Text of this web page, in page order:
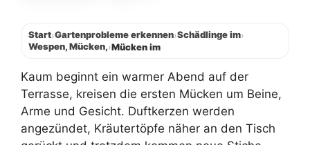
Start›Gartenprobleme erkennen›Schädlinge im›
Wespen, Mücken,›Mücken im
Kaum beginnt ein warmer Abend auf der
Terrasse, kreisen die ersten Mücken um Beine,
Arme und Gesicht. Duftkerzen werden
angezündet, Kräutertöpfe näher an den Tisch